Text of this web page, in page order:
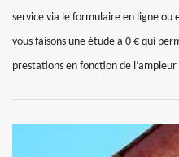
service via le formulaire en ligne
vous faisons une étude à 0 € qui
prestations en fonction de